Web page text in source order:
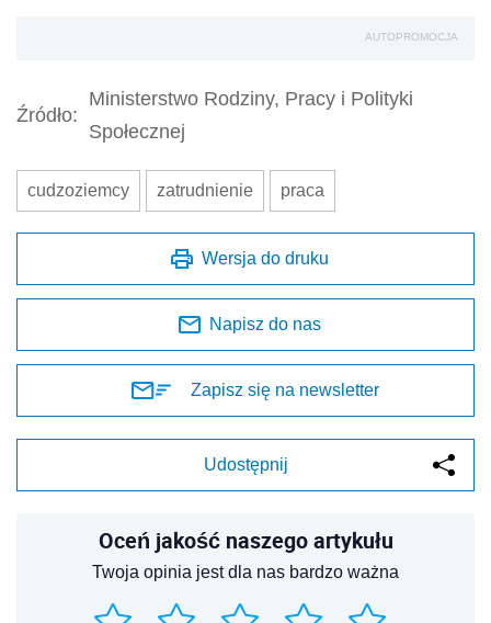
AUTOPROMOCJA
Źródło:
Ministerstwo Rodziny, Pracy i Polityki
Społecznej
cudzoziemcy zatrudnienie praca
Wersja do druku
Napisz do nas
Zapisz się na newsletter
Udostępnij
Oceń jakość naszego artykułu
Twoja opinia jest dla nas bardzo ważna